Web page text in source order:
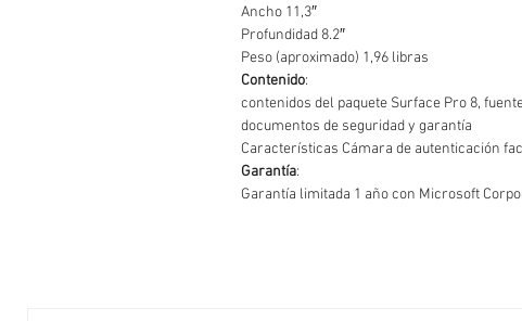
Ancho 11,3″
Profundidad 8.2″
Peso (aproximado) 1,96 libras
Contenido:
contenidos del paquete Surface Pro 8,
documentos de seguridad y garantía
Características Cámara de autenticación
Garantía:
Garantía limitada 1 año con Microsoft